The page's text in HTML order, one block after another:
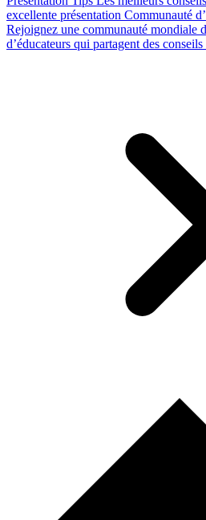
excellente présentation Communauté
Rejoignez une communauté mondiale
d’éducateurs qui partagent des